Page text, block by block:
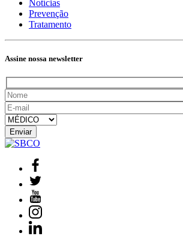
Notícias
Prevenção
Tratamento
Assine nossa newsletter